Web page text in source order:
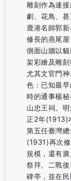
雕刻作為連
劇、花鳥、
鹿港名師郭
修長的燕尾
側面山牆以
架彩繪及雕
尤其文官門
色：已知最
時的通事楊
山忠王祠。
正2年(1913)
第五任臺灣
(1931)再次
規模，還有
祭拜。二戰
碑亭，並在